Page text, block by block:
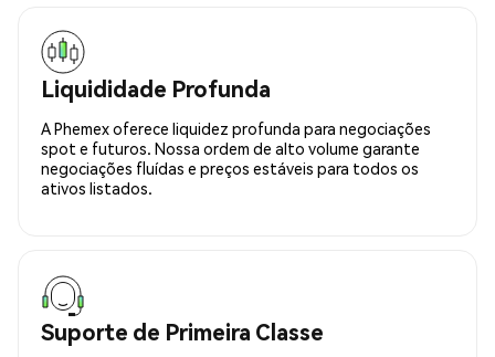
Liquididade Profunda
A Phemex oferece liquidez profunda para negociações
spot e futuros. Nossa ordem de alto volume garante
negociações fluídas e preços estáveis para todos os
ativos listados.
Suporte de Primeira Classe